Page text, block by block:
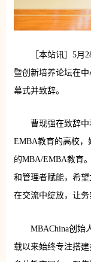
［本站讯］5月
暨创新培养论坛在
幕式并致辞。
曹现强在致辞
EMBA教育的高校，
的MBA/EMBA教育
和管理者赋能，希
在交流中绽放，让务
MBAChina创始
载以来始终专注搭